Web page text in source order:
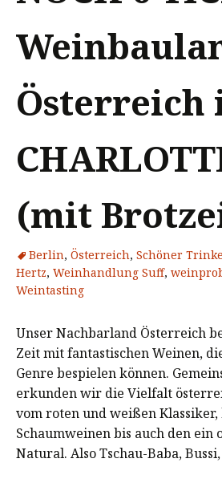
Österreich
(mit
Berlin, Österreich, Schöner
Hertz, Weinhandlung Suff,
Weintasting
Unser Nachbarland Österreich
Zeit mit fantastischen Weinen,
Genre bespielen können.
erkunden wir die Vielfalt
vom roten und weißen
Schaumweinen bis auch den ein
Natural. Also Tschau-Baba,